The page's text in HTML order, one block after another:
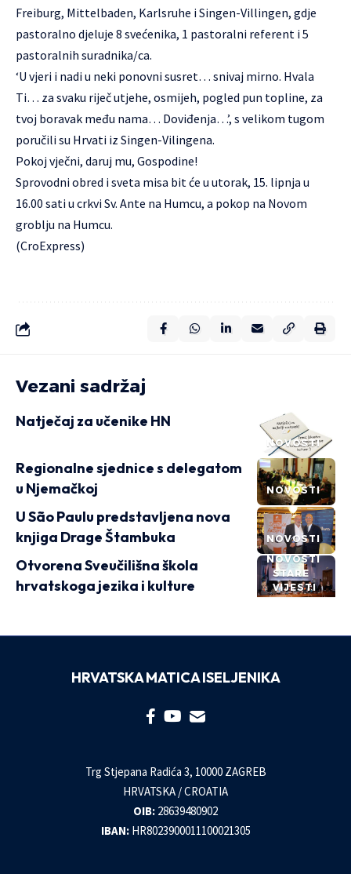
Freiburg, Mittelbaden, Karlsruhe i Singen-Villingen, gdje
pastoralno djeluje 8 svećenika, 1 pastoralni referent i 5
pastoralnih suradnika/ca.
‘U vjeri i nadi u neki ponovni susret… snivaj mirno. Hvala
Ti… za svaku riječ utjehe, osmijeh, pogled pun topline, za
tvoj boravak među nama… Doviđenja…’, s velikom tugom
poručili su Hrvati iz Singen-Vilingena.
Pokoj vječni, daruj mu, Gospodine!
Sprovodni obred i sveta misa bit će u utorak, 15. lipnja u
16.00 sati u crkvi Sv. Ante na Humcu, a pokop na Novom
groblju na Humcu.
(CroExpress)
Vezani sadržaj
NOVOSTI
Natječaj za učenike HN
NOVOSTI
Regionalne sjednice s delegatom
u Njemačkoj
NOVOSTI
U São Paulu predstavljena nova
knjiga Drage Štambuka
NOVOSTI
STARE
VIJESTI
Otvorena Sveučilišna škola
hrvatskoga jezika i kulture
HRVATSKA MATICA ISELJENIKA
Trg Stjepana Radića 3, 10000 ZAGREB
HRVATSKA / CROATIA
OIB: 28639480902
IBAN: HR8023900011100021305